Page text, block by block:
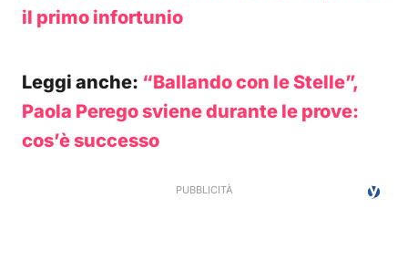
il primo infortunio
Leggi anche: “Ballando con le Stelle”,
Paola Perego sviene durante le prove:
cos’è successo